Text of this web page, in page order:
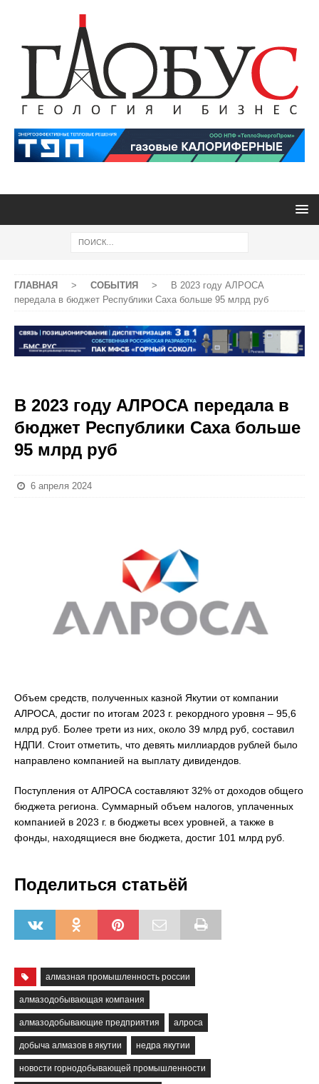
ГЛАВНАЯ > СОБЫТИЯ >
В 2023 году АЛРОСА
передала в бюджет Республики Саха больше 95 млрд руб
В 2023 году АЛРОСА передала в
бюджет Республики Саха больше
95 млрд руб
6 апреля 2024
Объем средств, полученных казной Якутии от компании
АЛРОСА, достиг по итогам 2023 г. рекордного уровня – 95,6
млрд руб. Более трети из них, около 39 млрд руб, составил
НДПИ. Стоит отметить, что девять миллиардов рублей было
направлено компанией на выплату дивидендов.
Поступления от АЛРОСА составляют 32% от доходов общего
бюджета региона. Суммарный объем налогов, уплаченных
компанией в 2023 г. в бюджеты всех уровней, а также в
фонды, находящиеся вне бюджета, достиг 101 млрд руб.
Поделиться статьёй
алмазная промышленность россии
алмазодобывающая компания
алмазодобывающие предприятия алроса
добыча алмазов в якутии недра якутии
новости горнодобывающей промышленности